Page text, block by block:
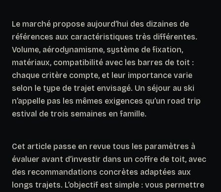
Le marché propose aujourd’hui des dizaines de
références aux caractéristiques très différentes.
Volume, aérodynamisme, système de fixation,
matériaux, compatibilité avec les barres de toit :
chaque critère compte, et leur importance varie
selon le type de trajet envisagé. Un séjour au ski
n’appelle pas les mêmes exigences qu’un road trip
estival de trois semaines en famille.
Cet article passe en revue tous les paramètres à
évaluer avant d’investir dans un coffre de toit, avec
des recommandations concrètes adaptées aux
longs trajets. L’objectif est simple : vous permettre